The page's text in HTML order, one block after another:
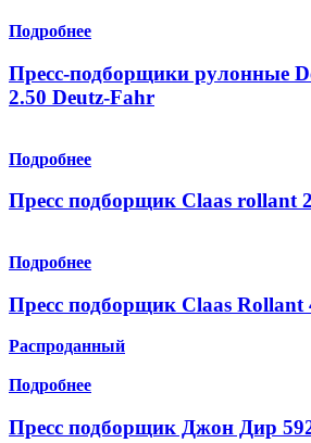
Подробнее
Пресс-подборщики рулонные
2.50 Deutz-Fahr
Подробнее
Пресс подборщик Claas rollant
Подробнее
Пресс подборщик Claas Rollant
Распроданный
Подробнее
Пресс подборщик Джон Дир